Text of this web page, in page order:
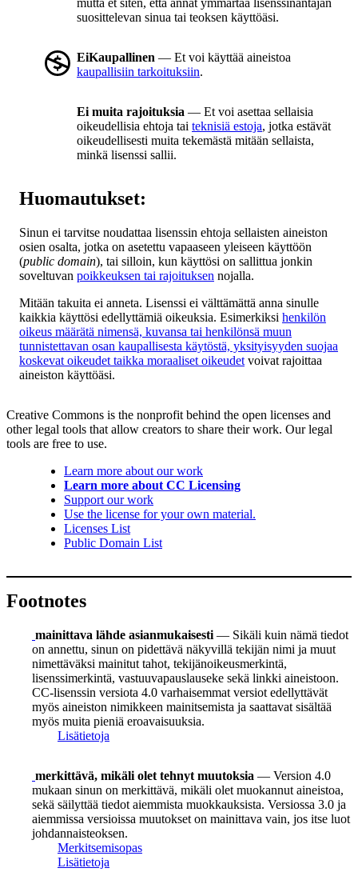
mutta et siten, että annat ymmärtää lisenssinantajan
suosittelevan sinua tai teoksen käyttöäsi.
EiKaupallinen — Et voi käyttää aineistoa
kaupallisiin tarkoituksiin.
Ei muita rajoituksia — Et voi asettaa sellaisia
oikeudellisia ehtoja tai teknisiä estoja, jotka estävät
oikeudellisesti muita tekemästä mitään sellaista,
minkä lisenssi sallii.
Huomautukset:
Sinun ei tarvitse noudattaa lisenssin ehtoja sellaisten aineiston
osien osalta, jotka on asetettu vapaaseen yleiseen käyttöön
(public domain), tai silloin, kun käyttösi on sallittua jonkin
soveltuvan poikkeuksen tai rajoituksen nojalla.
Mitään takuita ei anneta. Lisenssi ei välttämättä anna sinulle
kaikkia käyttösi edellyttämiä oikeuksia. Esimerkiksi henkilön
oikeus määrätä nimensä, kuvansa tai henkilönsä muun
tunnistettavan osan kaupallisesta käytöstä, yksityisyyden suojaa
koskevat oikeudet taikka moraaliset oikeudet voivat rajoittaa
aineiston käyttöäsi.
Creative Commons is the nonprofit behind the open licenses and
other legal tools that allow creators to share their work. Our legal
tools are free to use.
Learn more about our work
Learn more about CC Licensing
Support our work
Use the license for your own material.
Licenses List
Public Domain List
Footnotes
mainittava lähde asianmukaisesti — Sikäli kuin nämä tiedot
on annettu, sinun on pidettävä näkyvillä tekijän nimi ja muut
nimettäväksi mainitut tahot, tekijänoikeusmerkintä,
lisenssimerkintä, vastuuvapauslauseke sekä linkki aineistoon.
CC-lisenssin versiota 4.0 varhaisemmat versiot edellyttävät
myös aineiston nimikkeen mainitsemista ja saattavat sisältää
myös muita pieniä eroavaisuuksia.
Lisätietoja
merkittävä, mikäli olet tehnyt muutoksia — Version 4.0
mukaan sinun on merkittävä, mikäli olet muokannut aineistoa,
sekä säilyttää tiedot aiemmista muokkauksista. Versiossa 3.0 ja
aiemmissa versioissa muutokset on mainittava vain, jos itse luot
johdannaisteoksen.
Merkitsemisopas
Lisätietoja